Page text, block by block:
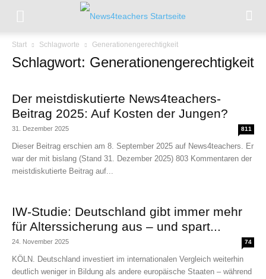
Start Schlagworte Generationengerechtigkeit
Schlagwort: Generationengerechtigkeit
Der meistdiskutierte News4teachers-
Beitrag 2025: Auf Kosten der Jungen?
31. Dezember 2025 811
Dieser Beitrag erschien am 8. September 2025 auf News4teachers. Er
war der mit bislang (Stand 31. Dezember 2025) 803 Kommentaren der
meistdiskutierte Beitrag auf...
IW-Studie: Deutschland gibt immer mehr
für Alterssicherung aus – und spart...
24. November 2025 74
KÖLN. Deutschland investiert im internationalen Vergleich weiterhin
deutlich weniger in Bildung als andere europäische Staaten – während